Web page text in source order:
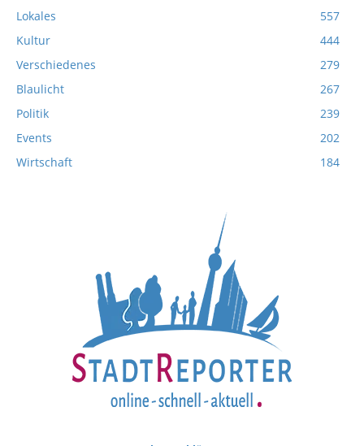
Lokales
557
Kultur
444
Verschiedenes
279
Blaulicht
267
Politik
239
Events
202
Wirtschaft
184